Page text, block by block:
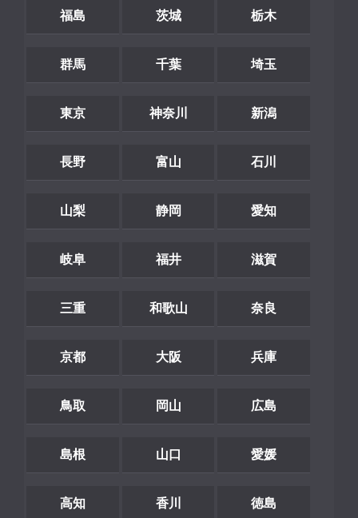
福島 茨城 栃木
群馬 千葉 埼玉
東京 神奈川 新潟
長野 富山 石川
山梨 静岡 愛知
岐阜 福井 滋賀
三重 和歌山 奈良
京都 大阪 兵庫
鳥取 岡山 広島
島根 山口 愛媛
高知 香川 徳島